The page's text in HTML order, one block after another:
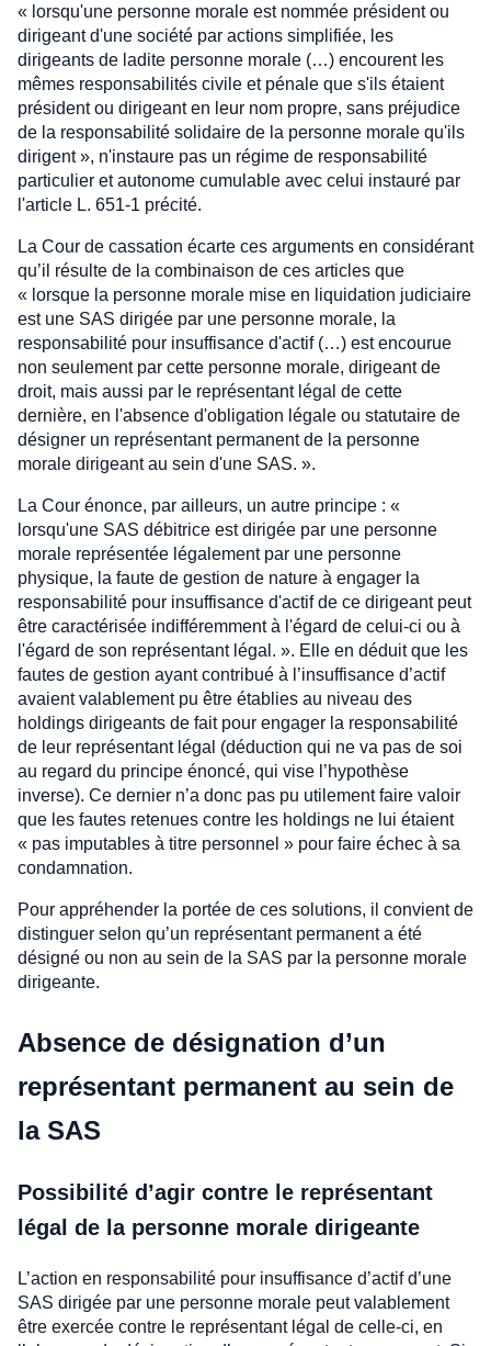
« lorsqu'une personne morale est nommée président ou
dirigeant d'une société par actions simplifiée, les
dirigeants de ladite personne morale (…) encourent les
mêmes responsabilités civile et pénale que s'ils étaient
président ou dirigeant en leur nom propre, sans préjudice
de la responsabilité solidaire de la personne morale qu'ils
dirigent », n'instaure pas un régime de responsabilité
particulier et autonome cumulable avec celui instauré par
l'article L. 651-1 précité.
La Cour de cassation écarte ces arguments en considérant
qu’il résulte de la combinaison de ces articles que
« lorsque la personne morale mise en liquidation judiciaire
est une SAS dirigée par une personne morale, la
responsabilité pour insuffisance d'actif (…) est encourue
non seulement par cette personne morale, dirigeant de
droit, mais aussi par le représentant légal de cette
dernière, en l'absence d'obligation légale ou statutaire de
désigner un représentant permanent de la personne
morale dirigeant au sein d'une SAS. ».
La Cour énonce, par ailleurs, un autre principe : «
lorsqu'une SAS débitrice est dirigée par une personne
morale représentée légalement par une personne
physique, la faute de gestion de nature à engager la
responsabilité pour insuffisance d'actif de ce dirigeant peut
être caractérisée indifféremment à l'égard de celui-ci ou à
l'égard de son représentant légal. ». Elle en déduit que les
fautes de gestion ayant contribué à l’insuffisance d’actif
avaient valablement pu être établies au niveau des
holdings dirigeants de fait pour engager la responsabilité
de leur représentant légal (déduction qui ne va pas de soi
au regard du principe énoncé, qui vise l’hypothèse
inverse). Ce dernier n’a donc pas pu utilement faire valoir
que les fautes retenues contre les holdings ne lui étaient
« pas imputables à titre personnel » pour faire échec à sa
condamnation.
Pour appréhender la portée de ces solutions, il convient de
distinguer selon qu’un représentant permanent a été
désigné ou non au sein de la SAS par la personne morale
dirigeante.
Absence de désignation d’un
représentant permanent au sein de
la SAS
Possibilité d’agir contre le représentant
légal de la personne morale dirigeante
L’action en responsabilité pour insuffisance d’actif d’une
SAS dirigée par une personne morale peut valablement
être exercée contre le représentant légal de celle-ci, en